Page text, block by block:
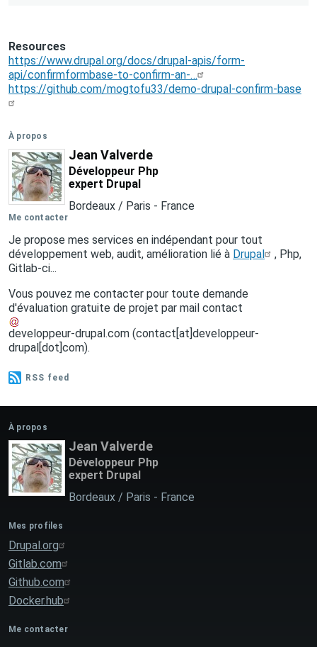
Resources
https://www.drupal.org/docs/drupal-apis/form-
api/confirmformbase-to-confirm-an-…
https://github.com/mogtofu33/demo-drupal-confirm-base
À propos
Jean Valverde
Développeur Php
expert Drupal
Bordeaux / Paris - France
Me contacter
Je propose mes services en indépendant pour tout
développement web, audit, amélioration lié à Drupal
, Php,
Gitlab-ci...
Vous pouvez me contacter pour toute demande
d'évaluation gratuite de projet par mail contact
developpeur-drupal.com (contact[at]developpeur-
drupal[dot]com).
RSS feed
À propos
Jean Valverde
Développeur Php
expert Drupal
Bordeaux / Paris - France
Mes profiles
Drupal.org
Gitlab.com
Github.com
Docker.hub
Me contacter